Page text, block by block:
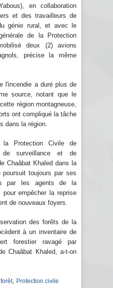
en collaboration
et des travailleurs de
génie rural, et avec le
de la Protection
deux (2) avions
précise la même
l'incendie a duré plus de
source, notant que le
région montagneuse,
ont compliqué la tâche
dans la région.
Protection Civile de
de surveillance et de
Chaâbat Khaled dans la
toujours par ses
par les agents de la
empêcher la reprise
de nouveaux foyers.
des forêts de la
à un inventaire de
forestier ravagé par
Chaâbat Khaled, a-t-on
, Protection civile